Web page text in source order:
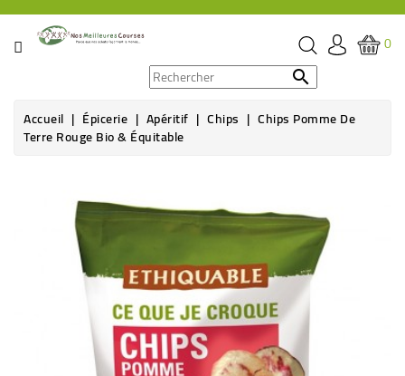
CATÉGORIE
ÉPICERIE
BOISSON
0

Accueil Épicerie Apéritif Chips Chips Pomme De
Terre Rouge Bio & Équitable